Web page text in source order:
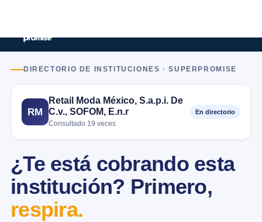
DIRECTORIO DE INSTITUCIONES · SUPERPROMISE
RM
Retail Moda México, S.a.p.i. De
C.v., SOFOM, E.n.r
Consultado 19 veces
En directorio
¿Te está cobrando esta
institución? Primero,
respira.